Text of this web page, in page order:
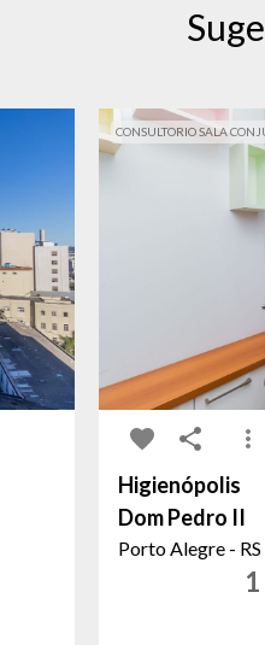
CONSULTORIO SALA
Higienópolis
Dom Pedro II
Porto Alegre - RS
1